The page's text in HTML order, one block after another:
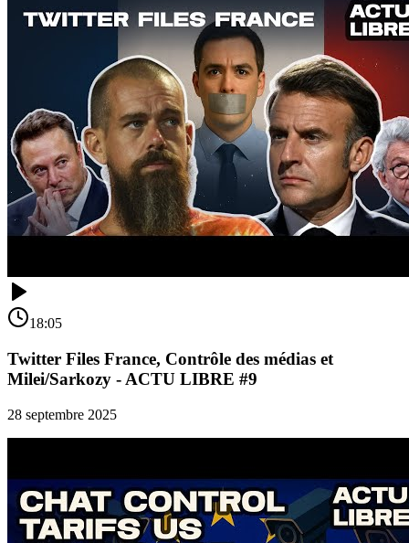
18:05
Twitter Files France, Contrôle des médias et
Milei/Sarkozy - ACTU LIBRE #9
28 septembre 2025